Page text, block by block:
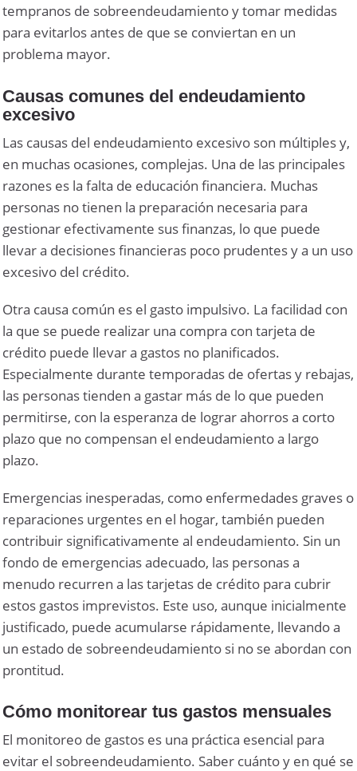
tempranos de sobreendeudamiento y tomar medidas
para evitarlos antes de que se conviertan en un
problema mayor.
Causas comunes del endeudamiento
excesivo
Las causas del endeudamiento excesivo son múltiples y,
en muchas ocasiones, complejas. Una de las principales
razones es la falta de educación financiera. Muchas
personas no tienen la preparación necesaria para
gestionar efectivamente sus finanzas, lo que puede
llevar a decisiones financieras poco prudentes y a un uso
excesivo del crédito.
Otra causa común es el gasto impulsivo. La facilidad con
la que se puede realizar una compra con tarjeta de
crédito puede llevar a gastos no planificados.
Especialmente durante temporadas de ofertas y rebajas,
las personas tienden a gastar más de lo que pueden
permitirse, con la esperanza de lograr ahorros a corto
plazo que no compensan el endeudamiento a largo
plazo.
Emergencias inesperadas, como enfermedades graves o
reparaciones urgentes en el hogar, también pueden
contribuir significativamente al endeudamiento. Sin un
fondo de emergencias adecuado, las personas a
menudo recurren a las tarjetas de crédito para cubrir
estos gastos imprevistos. Este uso, aunque inicialmente
justificado, puede acumularse rápidamente, llevando a
un estado de sobreendeudamiento si no se abordan con
prontitud.
Cómo monitorear tus gastos mensuales
El monitoreo de gastos es una práctica esencial para
evitar el sobreendeudamiento. Saber cuánto y en qué se